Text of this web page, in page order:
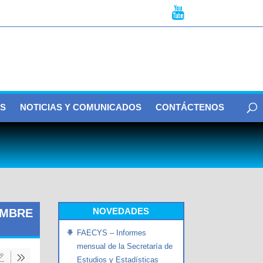
NOTICIAS Y COMUNICADOS CONTÁCTENOS
NOVEDADES
FAECYS – Informes
mensual de la Secretaría de
Estudios y Estadísticas